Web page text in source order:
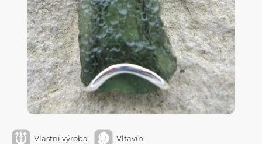
Vlastní výroba Vltavín